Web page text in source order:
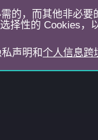
的，而其他非必
择性的 Cookies，
声明和 个人信息跨